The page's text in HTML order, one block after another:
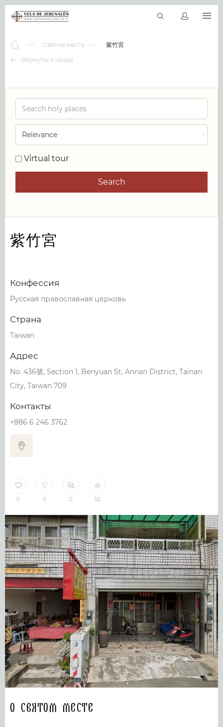
Виртуальные туры
RU
Вернуться назад
Святые места 紫竹宮
Virtual tour
Search
紫竹宮
Конфессия
Русская православная церковь
Страна
Taiwan
Адрес
No. 436號, Section 1, Benyuan St, Annan District, Tainan
City, Taiwan 709
Контакты
+886 6 246 3762
0 0 0 52
О святом месте